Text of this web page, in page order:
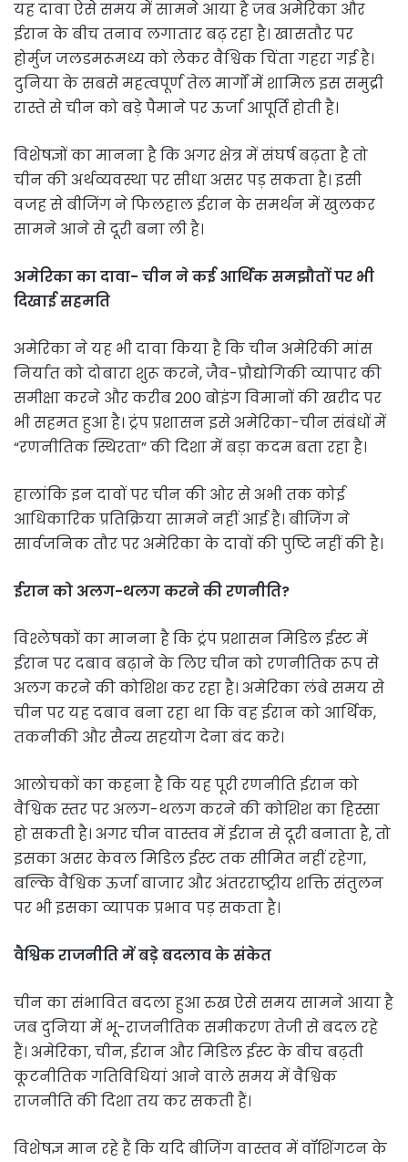
यह दावा ऐसे समय में सामने आया है जब अमेरिका और
ईरान के बीच तनाव लगातार बढ़ रहा है। खासतौर पर
होर्मुज जलडमरूमध्य को लेकर वैश्विक चिंता गहरा गई है।
दुनिया के सबसे महत्वपूर्ण तेल मार्गों में शामिल इस समुद्री
रास्ते से चीन को बड़े पैमाने पर ऊर्जा आपूर्ति होती है।
विशेषज्ञों का मानना है कि अगर क्षेत्र में संघर्ष बढ़ता है तो
चीन की अर्थव्यवस्था पर सीधा असर पड़ सकता है। इसी
वजह से बीजिंग ने फिलहाल ईरान के समर्थन में खुलकर
सामने आने से दूरी बना ली है।
अमेरिका का दावा- चीन ने कई आर्थिक समझौतों पर भी
दिखाई सहमति
अमेरिका ने यह भी दावा किया है कि चीन अमेरिकी मांस
निर्यात को दोबारा शुरू करने, जैव-प्रौद्योगिकी व्यापार की
समीक्षा करने और करीब 200 बोइंग विमानों की खरीद पर
भी सहमत हुआ है। ट्रंप प्रशासन इसे अमेरिका-चीन संबंधों में
“रणनीतिक स्थिरता” की दिशा में बड़ा कदम बता रहा है।
हालांकि इन दावों पर चीन की ओर से अभी तक कोई
आधिकारिक प्रतिक्रिया सामने नहीं आई है। बीजिंग ने
सार्वजनिक तौर पर अमेरिका के दावों की पुष्टि नहीं की है।
ईरान को अलग-थलग करने की रणनीति?
विश्लेषकों का मानना है कि ट्रंप प्रशासन मिडिल ईस्ट में
ईरान पर दबाव बढ़ाने के लिए चीन को रणनीतिक रूप से
अलग करने की कोशिश कर रहा है। अमेरिका लंबे समय से
चीन पर यह दबाव बना रहा था कि वह ईरान को आर्थिक,
तकनीकी और सैन्य सहयोग देना बंद करे।
आलोचकों का कहना है कि यह पूरी रणनीति ईरान को
वैश्विक स्तर पर अलग-थलग करने की कोशिश का हिस्सा
हो सकती है। अगर चीन वास्तव में ईरान से दूरी बनाता है, तो
इसका असर केवल मिडिल ईस्ट तक सीमित नहीं रहेगा,
बल्कि वैश्विक ऊर्जा बाजार और अंतरराष्ट्रीय शक्ति संतुलन
पर भी इसका व्यापक प्रभाव पड़ सकता है।
वैश्विक राजनीति में बड़े बदलाव के संकेत
चीन का संभावित बदला हुआ रुख ऐसे समय सामने आया है
जब दुनिया में भू-राजनीतिक समीकरण तेजी से बदल रहे
हैं। अमेरिका, चीन, ईरान और मिडिल ईस्ट के बीच बढ़ती
कूटनीतिक गतिविधियां आने वाले समय में वैश्विक
राजनीति की दिशा तय कर सकती हैं।
विशेषज्ञ मान रहे हैं कि यदि बीजिंग वास्तव में वॉशिंगटन के